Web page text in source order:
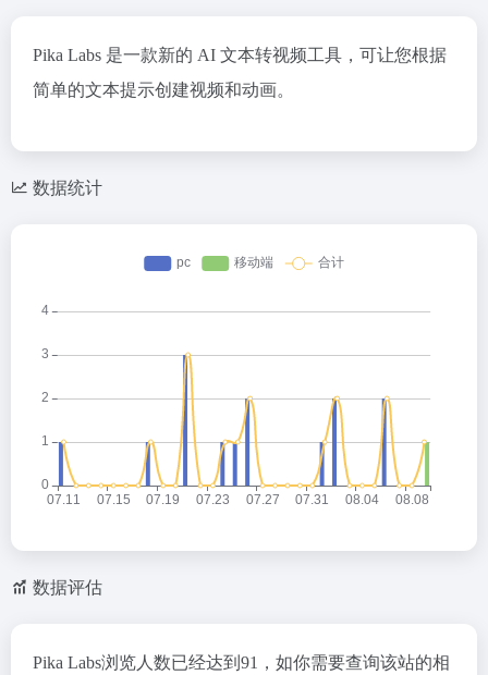
Pika Labs 是一款新的 AI 文本转视频工具，可让您根据
简单的文本提示创建视频和动画。
数据统计
数据评估
Pika Labs浏览人数已经达到91，如你需要查询该站的相